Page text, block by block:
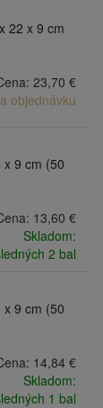
22 x 9 cm
23,70 €
objednávku
x 9 cm (50
13,60 €
Skladom:
2 bal
x 9 cm (50
14,84 €
Skladom:
1 bal